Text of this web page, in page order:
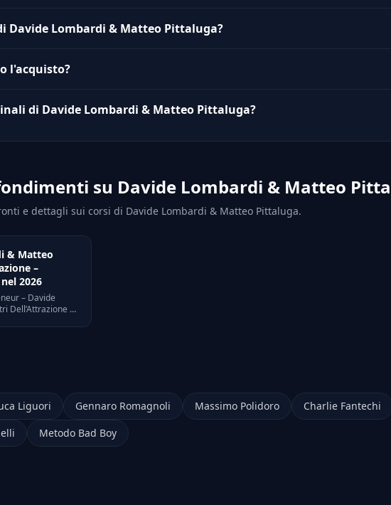
Davide Lombardi & Matteo Pittaluga?
l'acquisto?
di Davide Lombardi & Matteo Pittaluga?
su Davide Lombardi & Matteo
e dettagli sui corsi di Davide Lombardi & Matteo Pittaluga.
& Matteo
–
2026
– Davide
Dell’Attrazione –
Liguori Gennaro Romagnoli Massimo Polidoro Charlie Fantechi
Metodo Bad Boy